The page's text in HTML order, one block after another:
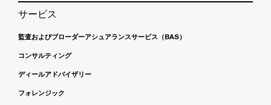
サービス
監査およびブローダーアシュアランスサービス（BAS）
コンサルティング
ディールアドバイザリー
フォレンジック